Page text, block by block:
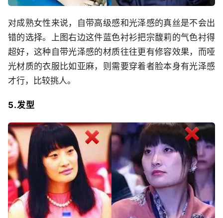
对成熟女性来说，自带高级感和光泽感的真丝是不会出
错的选择。上图右边这件蓝色衬衫把宗馥莉的气色衬得
超好，这种自带光泽感的材质往往更有修容效果，而哑
光材质的衣服比如亚麻，则需要穿着者脸本身有光泽感
才行，比较挑人。
5.发型